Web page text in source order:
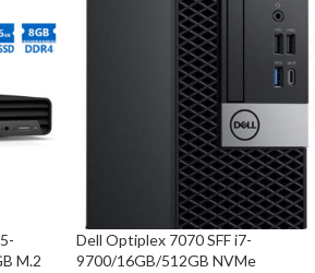
M.2
Dell Optiplex 7070 SFF i7-
9700/16GB/512GB NVMe